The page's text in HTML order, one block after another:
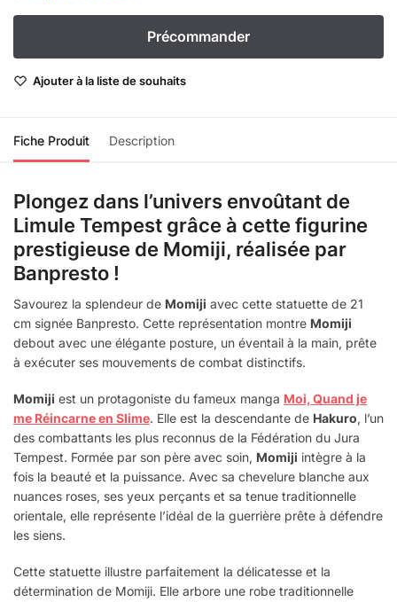
Ajouter à la liste de souhaits
Fiche Produit Description
Plongez dans l’univers envoûtant de
Limule Tempest grâce à cette figurine
prestigieuse de Momiji, réalisée par
Banpresto !
Savourez la splendeur de Momiji avec cette statuette de 21
cm signée Banpresto. Cette représentation montre Momiji
debout avec une élégante posture, un éventail à la main, prête
à exécuter ses mouvements de combat distinctifs.
Momiji est un protagoniste du fameux manga Moi, Quand je
me Réincarne en Slime. Elle est la descendante de Hakuro, l’un
des combattants les plus reconnus de la Fédération du Jura
Tempest. Formée par son père avec soin, Momiji intègre à la
fois la beauté et la puissance. Avec sa chevelure blanche aux
nuances roses, ses yeux perçants et sa tenue traditionnelle
orientale, elle représente l’idéal de la guerrière prête à défendre
les siens.
Cette statuette illustre parfaitement la délicatesse et la
détermination de Momiji. Elle arbore une robe traditionnelle